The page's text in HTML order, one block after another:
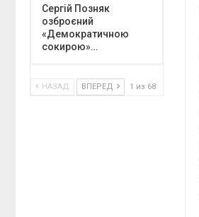
Сергій Позняк
озброєний
«Демократичною
сокирою»…
НАЗАД ВПЕРЕД 1 из 68